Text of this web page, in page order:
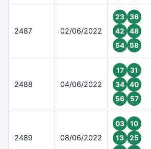
2487 02/06/2022
23
36
42
48
54
58
2488 04/06/2022
17
31
34
40
56
57
2489 08/06/2022
03
10
13
25